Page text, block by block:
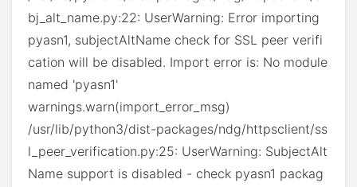
bj_alt_name.py:22: UserWarning: Error importing
pyasn1, subjectAltName check for SSL peer verifi
cation will be disabled. Import error is: No module
named 'pyasn1'
warnings.warn(import_error_msg)
/usr/lib/python3/dist-packages/ndg/httpsclient/ss
l_peer_verification.py:25: UserWarning: SubjectAlt
Name support is disabled - check pyasn1 packag